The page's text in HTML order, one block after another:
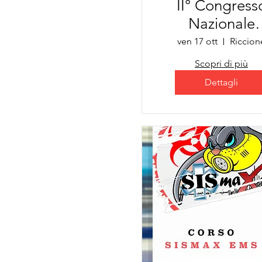
II°
Nazionale
SISMAX
ven 17 ott
Scopri di più
Dettagli